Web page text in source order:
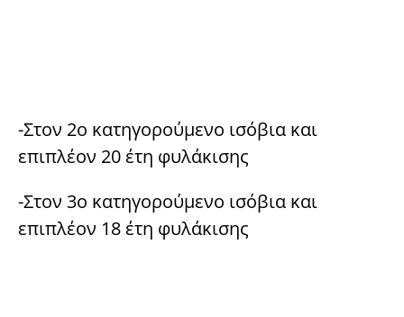
-Στον 2ο κατηγορούμενο ισόβια και
επιπλέον 20 έτη φυλάκισης
-Στον 3ο κατηγορούμενο ισόβια και
επιπλέον 18 έτη φυλάκισης